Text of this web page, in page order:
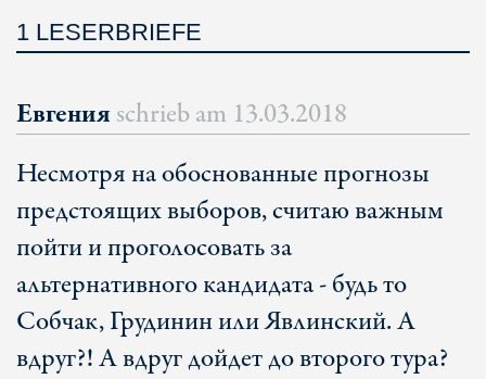
1 LESERBRIEFE
Евгения schrieb am 13.03.2018
Несмотря на обоснованные прогнозы
предстоящих выборов, считаю важным
пойти и проголосовать за
альтернативного кандидата - будь то
Собчак, Грудинин или Явлинский. А
вдруг?! А вдруг дойдет до второго тура?